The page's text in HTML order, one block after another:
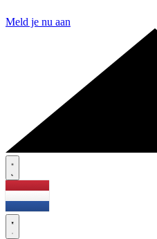
Meld je nu aan